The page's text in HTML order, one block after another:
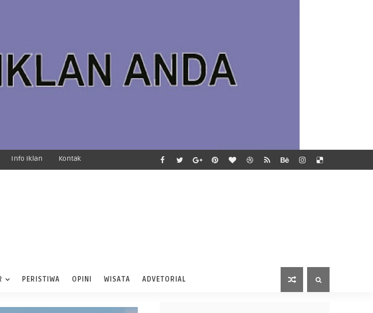
Info Iklan Kontak
PERISTIWA OPINI WISATA ADVETORIAL